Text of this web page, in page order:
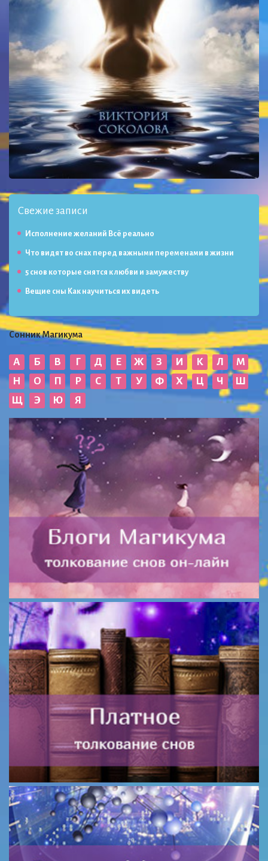
Свежие записи
Исполнение желаний Всё реально
Что видят во снах перед важными переменами в жизни
5 снов которые снятся к любви и замужеству
Вещие сны Как научиться их видеть
Сонник Магикума
А Б В Г Д Е Ж З И К Л
М
Н
О П Р С Т У Ф Х Ц Ч
Ш
Щ
Э Ю Я